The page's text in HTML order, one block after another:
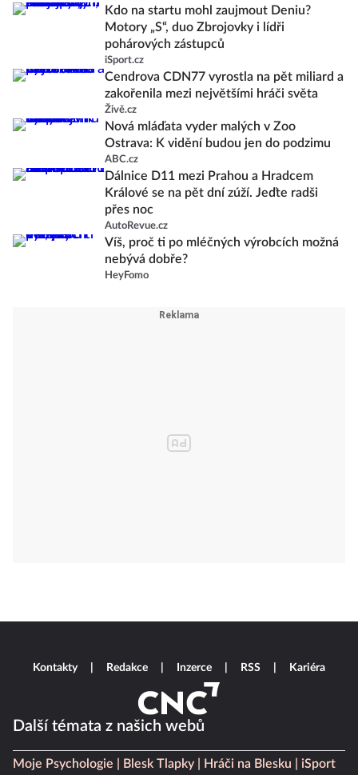
Kdo na startu mohl zaujmout Deniu?
Motory „S“, duo Zbrojovky i lídři
pohárových zástupců
iSport.cz
Cendrova CDN77 vyrostla na pět miliard a
zakořenila mezi největšími hráči světa
Živě.cz
Nová mláďata vyder malých v Zoo
Ostrava: K vidění budou jen do podzimu
ABC.cz
Dálnice D11 mezi Prahou a Hradcem
Králové se na pět dní zúží. Jeďte radši
přes noc
AutoRevue.cz
Víš, proč ti po mléčných výrobcích možná
nebývá dobře?
HeyFomo
Další témata z našich webů
Moje Psychologie Blesk Tlapky Hráči na Blesku
iSport
Kontakty Redakce Inzerce RSS Kariéra